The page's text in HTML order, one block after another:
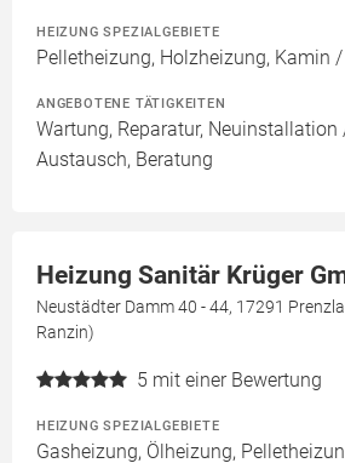
HEIZUNG SPEZIALGEBIETE
Pelletheizung, Holzheizung, Kamin /
ANGEBOTENE TÄTIGKEITEN
Wartung, Reparatur, Neuinstallation
Austausch, Beratung
Heizung Sanitär Krüger
Neustädter Damm 40 - 44, 17291
Ranzin)
5 mit einer Bewertung
HEIZUNG SPEZIALGEBIETE
Gasheizung, Ölheizung,